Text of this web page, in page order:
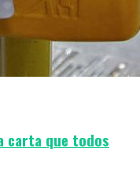
carta que todos